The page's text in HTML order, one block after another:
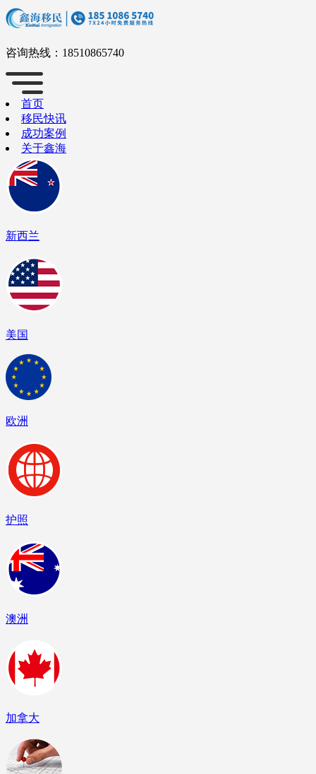
咨询热线： 18510865740
首页
移民快讯
成功案例
关于鑫海
新西兰
美国
欧洲
护照
澳洲
加拿大